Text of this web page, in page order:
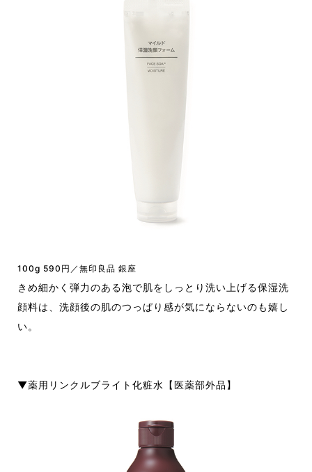
100g 590円／無印良品 銀座
きめ細かく弾力のある泡で肌をしっとり洗い上げる保湿洗
顔料は、洗顔後の肌のつっぱり感が気にならないのも嬉し
い。
▼薬用リンクルブライト化粧水【医薬部外品】